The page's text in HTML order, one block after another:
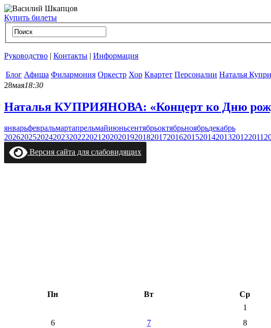
Купить билеты
Руководство | Контакты | Информация
Блог Афиша Филармония Оркестр Хор Квартет Персоналии Наталья
28мая18:30
Наталья КУПРИЯНОВА: «Концерт ко Дню
январьфевральмартапрельмайиюньсентябрьоктябрьноябрьдекабрь
2026202520242023202220212020201920182017201620152014201320122011
Версия сайта для слабовидящих
Пн
Вт Ср
1
6
7 8